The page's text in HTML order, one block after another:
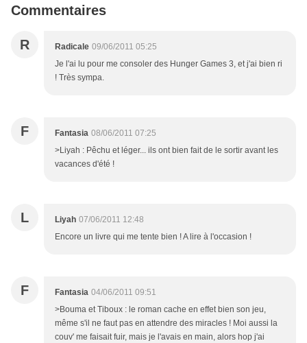
Commentaires
R Radicale 09/06/2011 05:25
Je l'ai lu pour me consoler des Hunger Games 3, et j'ai bien ri
! Très sympa.
F Fantasia 08/06/2011 07:25
>Liyah : Pêchu et léger... ils ont bien fait de le sortir avant les
vacances d'été !
L Liyah 07/06/2011 12:48
Encore un livre qui me tente bien ! A lire à l'occasion !
F Fantasia 04/06/2011 09:51
>Bouma et Tiboux : le roman cache en effet bien son jeu,
même s'il ne faut pas en attendre des miracles ! Moi aussi la
couv' me faisait fuir, mais je l'avais en main, alors hop j'ai